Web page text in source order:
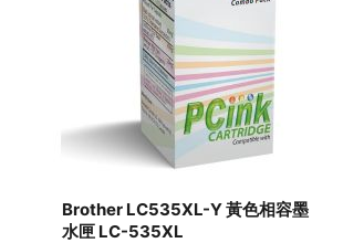
Brother LC535XL-Y 黃色相容墨
水匣 LC-535XL